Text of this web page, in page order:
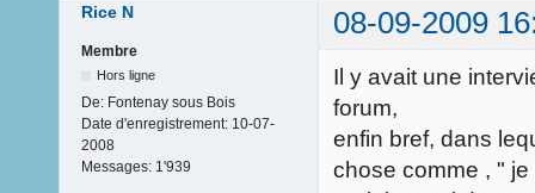
Rice N 08-09-2009
Membre
Hors ligne
De: Fontenay sous Bois
Date d'enregistrement: 10-07-
2008
Messages: 1'939
Il y avait une
forum,
enfin bref, dans
chose comme , "